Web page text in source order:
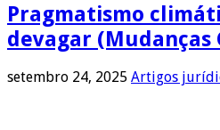
Pragmatismo
devagar (Mudanças
setembro 24, 2025 Artigos